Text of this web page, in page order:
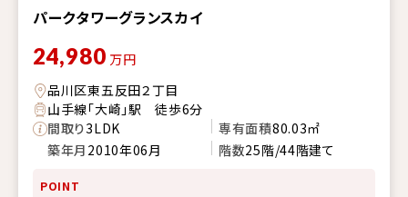
パークタワーグランスカイ
24,980 万円
品川区東五反田２丁目
山手線「大崎」駅 徒歩6分
間取り3LDK 専有面積80.03㎡
築年月 2010年06月 階数25階/44階建て
POINT